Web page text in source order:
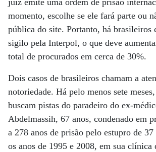
juiz emite uma ordem de prisão
momento, escolhe se ele fará parte ou
pública do site. Portanto, há brasileiros
sigilo pela Interpol, o que deve
total de procurados em cerca de 30%.
Dois casos de brasileiros chamam a
notoriedade. Há pelo menos sete
buscam pistas do paradeiro do ex-
Abdelmassih, 67 anos, condenado em
a 278 anos de prisão pelo estupro de
os anos de 1995 e 2008, em sua clínica